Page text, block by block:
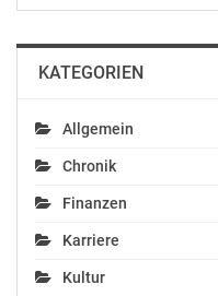
der jeweilige Aussender
Gefällt mir:
Ähnliche Beiträge
KATEGORIEN
Allgemein
Chronik
Finanzen
Karriere
Kultur